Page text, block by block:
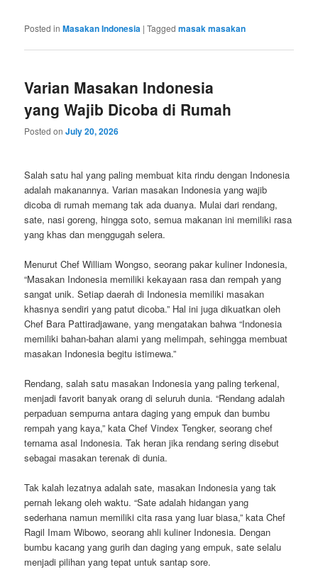
Posted in Masakan Indonesia |Tagged masak masakan
Varian Masakan Indonesia
yang Wajib Dicoba di Rumah
Posted onJuly 20, 2026
Salah satu hal yang paling membuat kita rindu dengan Indonesia
adalah makanannya. Varian masakan Indonesia yang wajib
dicoba di rumah memang tak ada duanya. Mulai dari rendang,
sate, nasi goreng, hingga soto, semua makanan ini memiliki rasa
yang khas dan menggugah selera.
Menurut Chef William Wongso, seorang pakar kuliner Indonesia,
“Masakan Indonesia memiliki kekayaan rasa dan rempah yang
sangat unik. Setiap daerah di Indonesia memiliki masakan
khasnya sendiri yang patut dicoba.” Hal ini juga dikuatkan oleh
Chef Bara Pattiradjawane, yang mengatakan bahwa “Indonesia
memiliki bahan-bahan alami yang melimpah, sehingga membuat
masakan Indonesia begitu istimewa.”
Rendang, salah satu masakan Indonesia yang paling terkenal,
menjadi favorit banyak orang di seluruh dunia. “Rendang adalah
perpaduan sempurna antara daging yang empuk dan bumbu
rempah yang kaya,” kata Chef Vindex Tengker, seorang chef
ternama asal Indonesia. Tak heran jika rendang sering disebut
sebagai masakan terenak di dunia.
Tak kalah lezatnya adalah sate, masakan Indonesia yang tak
pernah lekang oleh waktu. “Sate adalah hidangan yang
sederhana namun memiliki cita rasa yang luar biasa,” kata Chef
Ragil Imam Wibowo, seorang ahli kuliner Indonesia. Dengan
bumbu kacang yang gurih dan daging yang empuk, sate selalu
menjadi pilihan yang tepat untuk santap sore.